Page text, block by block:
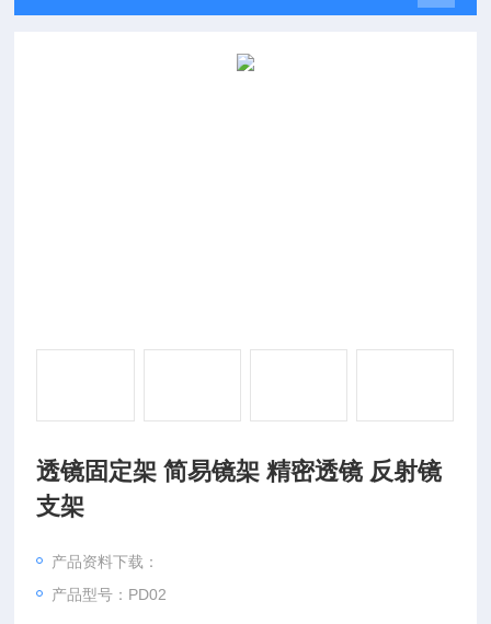
透镜固定架 简易镜架 精密透镜 反射镜
支架
产品资料下载：
产品型号：PD02